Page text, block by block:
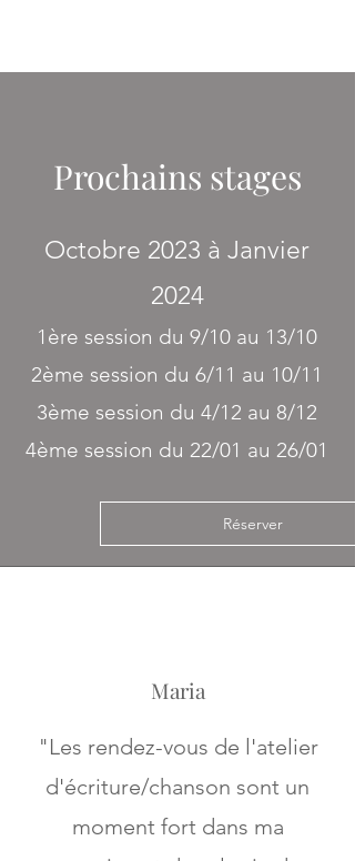
Prochains stages
Octobre 2023 à Janvier
2024
1ère session du 9/10 au 13/10
2ème session du 6/11 au 10/11
3ème session du 4/12 au 8/12
4ème session du 22/01 au 26/01
Réserver
Maria
"Les rendez-vous de l'atelier
d'écriture/chanson sont un
moment fort dans ma